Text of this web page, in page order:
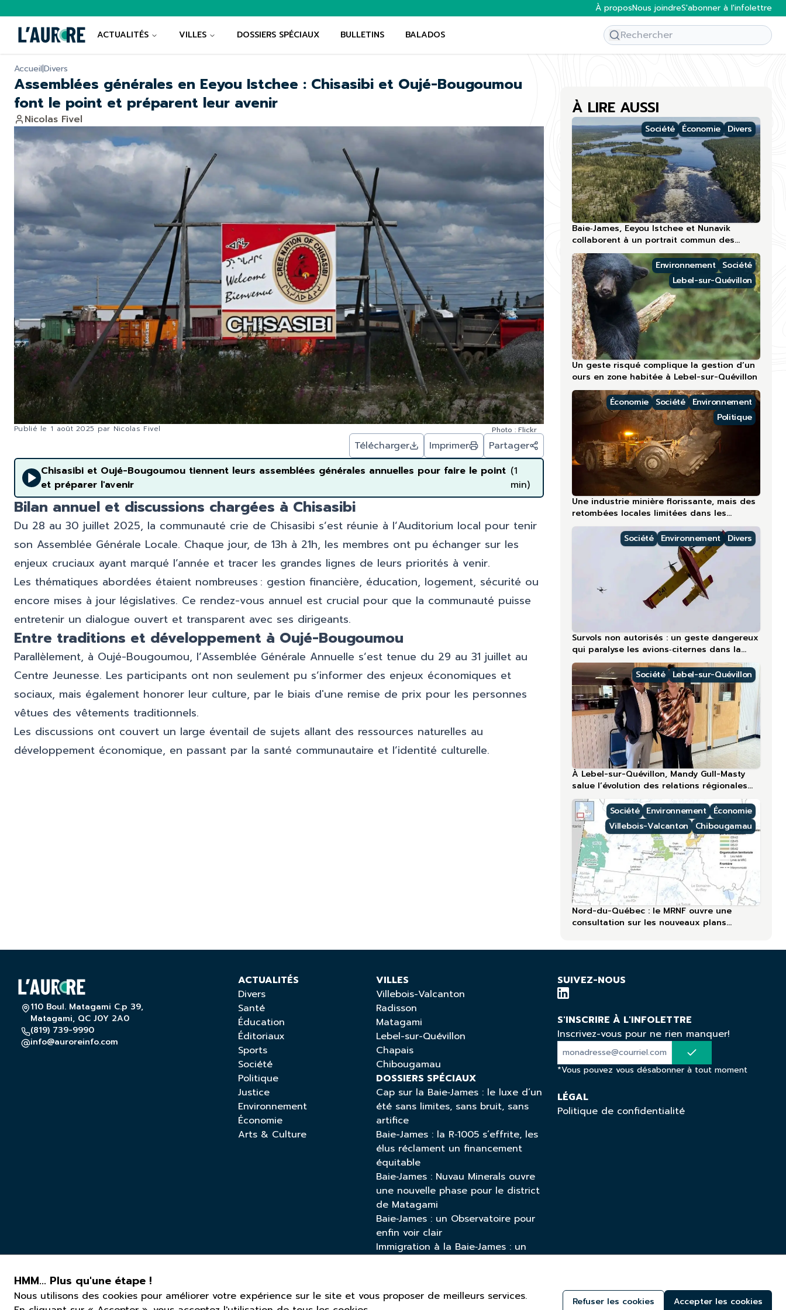
À proposNous joindreS'abonner à l'infolettre
ACTUALITÉS VILLES DOSSIERS SPÉCIAUX BULLETINS BALADOS
Accueil|Divers
Assemblées générales en Eeyou Istchee : Chisasibi et Oujé-Bougoumou
font le point et préparent leur avenir
Nicolas Fivel
Publié le 1 août 2025 par Nicolas Fivel Photo : Flickr
Télécharger Imprimer
Partager
Chisasibi et Oujé-Bougoumou tiennent leurs assemblées générales annuelles pour faire le point
et préparer l'avenir
(1
min)
Bilan annuel et discussions chargées à Chisasibi
Du 28 au 30 juillet 2025, la communauté crie de Chisasibi s’est réunie à l’Auditorium local pour tenir
son Assemblée Générale Locale. Chaque jour, de 13h à 21h, les membres ont pu échanger sur les
enjeux cruciaux ayant marqué l’année et tracer les grandes lignes de leurs priorités à venir.
Les thématiques abordées étaient nombreuses : gestion financière, éducation, logement, sécurité ou
encore mises à jour législatives. Ce rendez-vous annuel est crucial pour que la communauté puisse
entretenir un dialogue ouvert et transparent avec ses dirigeants.
Entre traditions et développement à Oujé-Bougoumou
Parallèlement, à Oujé-Bougoumou, l’Assemblée Générale Annuelle s’est tenue du 29 au 31 juillet au
Centre Jeunesse. Les participants ont non seulement pu s’informer des enjeux économiques et
sociaux, mais également honorer leur culture, par le biais d'une remise de prix pour les personnes
vêtues des vêtements traditionnels.
Les discussions ont couvert un large éventail de sujets allant des ressources naturelles au
développement économique, en passant par la santé communautaire et l’identité culturelle.
À LIRE AUSSI
Société Économie Divers
Baie‑James, Eeyou Istchee et Nunavik
collaborent à un portrait commun des
compétences touristiques
Environnement Société
Lebel-sur-Quévillon
Un geste risqué complique la gestion d’un
ours en zone habitée à Lebel-sur-Quévillon
Économie Société
Environnement
Politique
Une industrie minière florissante, mais des
retombées locales limitées dans les
régions nordiques
Société
Environnement Divers
Survols non autorisés : un geste dangereux
qui paralyse les avions‑citernes dans la
région la plus touchée en 2026
Société
Lebel-sur-Quévillon
À Lebel-sur-Quévillon, Mandy Gull-Masty
salue l’évolution des relations régionales
lors du 60ᵉ anniversaire
Société
Environnement
Économie
Villebois-Valcanton
Chibougamau
Nord-du-Québec : le MRNF ouvre une
consultation sur les nouveaux plans
110 Boul. Matagami C.p 39,
Matagami, QC J0Y 2A0
(819) 739-9990
info@auroreinfo.com
ACTUALITÉS
Divers
Santé
Éducation
Éditoriaux
Sports
Société
Politique
Justice
Environnement
Économie
Arts & Culture
VILLES
Villebois-Valcanton
Radisson
Matagami
Lebel-sur-Quévillon
Chapais
Chibougamau
DOSSIERS SPÉCIAUX
Cap sur la Baie‑James : le luxe d’un
été sans limites, sans bruit, sans
artifice
Baie-James : la R‑1005 s’effrite, les
élus réclament un financement
équitable
Baie‑James : Nuvau Minerals ouvre
une nouvelle phase pour le district
de Matagami
Baie‑James : un Observatoire pour
enfin voir clair
Immigration à la Baie‑James : un
Élections municipales 2025 à la
Baie-James
SUIVEZ-NOUS
S'INSCRIRE À L'INFOLETTRE
Inscrivez-vous pour ne rien manquer!
*Vous pouvez vous désabonner à tout moment
LÉGAL
Politique de confidentialité
HMM... Plus qu'une étape !
Nous utilisons des cookies pour améliorer votre expérience sur le site et vous proposer de meilleurs services.
Refuser les cookies Accepter les cookies